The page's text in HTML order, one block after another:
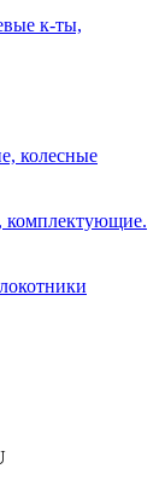
к-ты,
колесные
комплектующие.